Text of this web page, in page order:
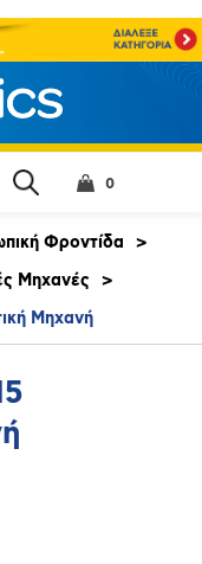
0
Φροντίδα
>
Μηχανές
>
Μηχανή